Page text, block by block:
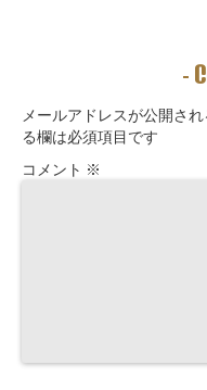
ーチングで
-
メールアドレスが公開され
る欄は必須項目です
コメント ※